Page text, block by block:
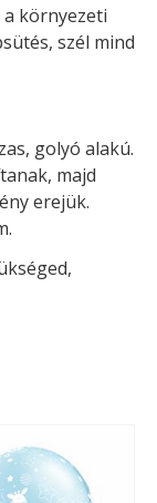
környezeti
szél mind
golyó alakú.
majd
erejük.